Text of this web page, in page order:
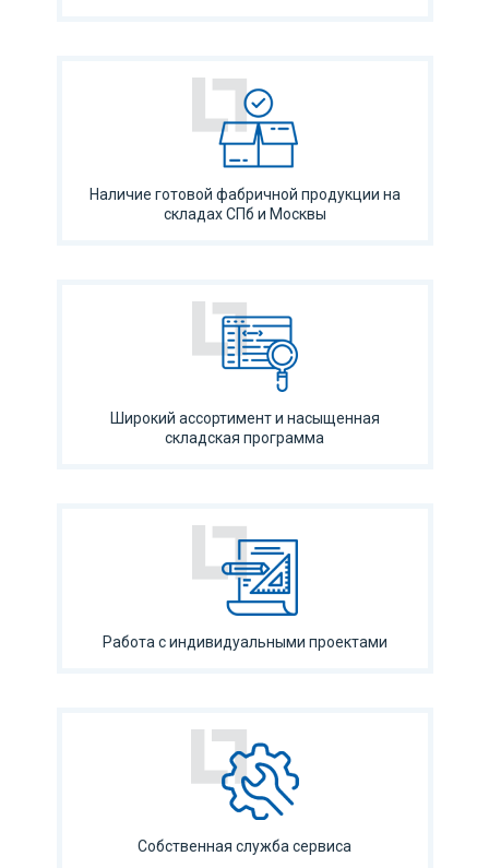
Наличие готовой фабричной продукции на
складах СПб и Москвы
Широкий ассортимент и насыщенная
складская программа
Работа с индивидуальными проектами
Собственная служба сервиса